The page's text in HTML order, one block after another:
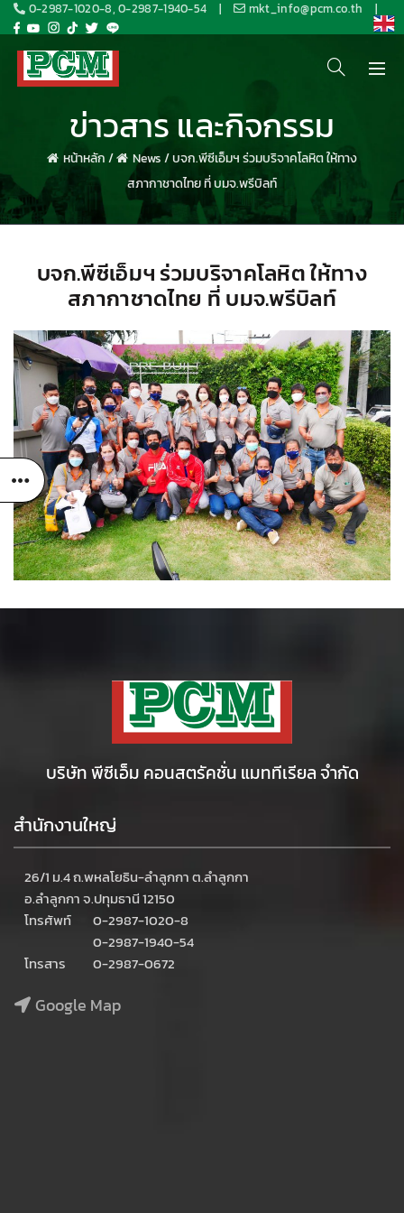
0-2987-1020-8, 0-2987-1940-54 | mkt_info@pcm.co.th |
ข่าวสาร และกิจกรรม
หน้าหลัก/ News/บจก.พีซีเอ็มฯ ร่วมบริจาคโลหิต ให้ทาง
สภากาชาดไทย ที่ บมจ.พรีบิลท์
บจก.พีซีเอ็มฯ ร่วมบริจาคโลหิต ให้ทาง
สภากาชาดไทย ที่ บมจ.พรีบิลท์
บริษัท พีซีเอ็ม คอนสตรัคชั่น แมททีเรียล จำกัด
สำนักงานใหญ่
26/1 ม.4 ถ.พหลโยธิน-ลำลูกกา ต.ลำลูกกา
อ.ลำลูกกา จ.ปทุมธานี 12150
โทรศัพท์
0-2987-1020-8
0-2987-1940-54
โทรสาร
0-2987-0672
Google Map